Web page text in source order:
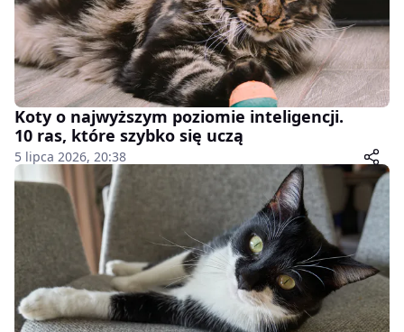
Koty o najwyższym poziomie inteligencji.
10 ras, które szybko się uczą
5 lipca 2026, 20:38